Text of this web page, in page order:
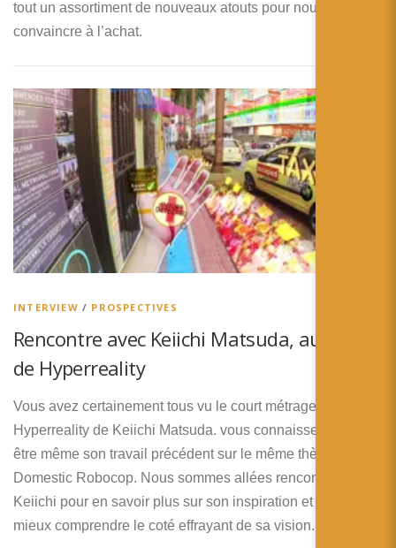
tout un assortiment de nouveaux atouts pour nous
convaincre à l’achat.
INTERVIEW / PROSPECTIVES
Rencontre avec Keiichi Matsuda, auteur
de Hyperreality
Vous avez certainement tous vu le court métrage
Hyperreality de Keiichi Matsuda. vous connaissez peut
être même son travail précédent sur le même thème
Domestic Robocop. Nous sommes allées rencontrer
Keiichi pour en savoir plus sur son inspiration et pour
mieux comprendre le coté effrayant de sa vision.